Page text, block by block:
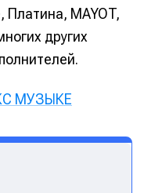
Платина, MAYOT,
других
МУЗЫКЕ